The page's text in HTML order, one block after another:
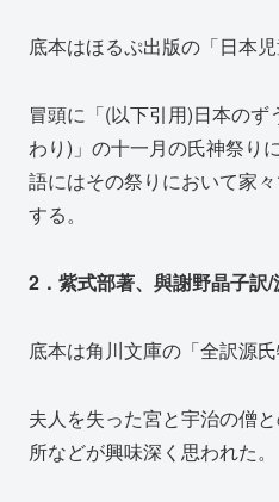
底本はほるぷ出版の「日本
冒頭に「(以下引用)日本の
わり)」の十一月の氏神祭り
語にはその祭りにおいて家
する。
2．紫式部著、與謝野晶子訳
底本は角川文庫の「全訳源氏
夫人を失った宮と宇治の僧
所などが興味深く思われた。